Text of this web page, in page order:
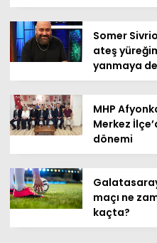
Somer
ateş
yanmaya
MHP
Merkez
dönemi
maçı ne
kaçta?